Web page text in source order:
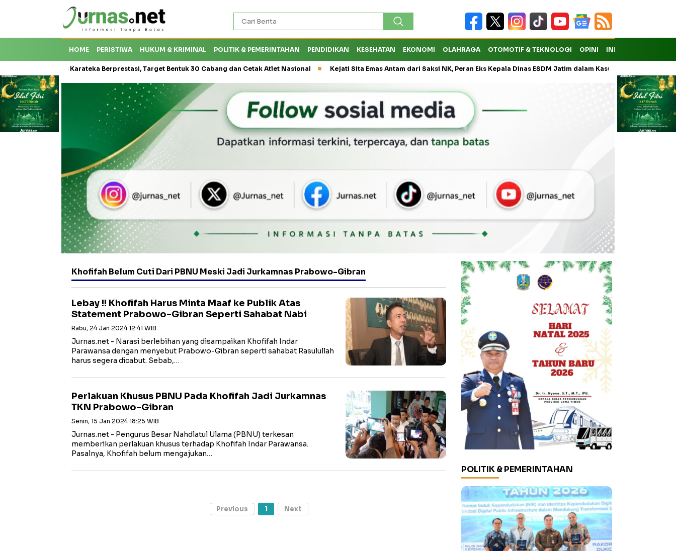
HOME PERISTIWA HUKUM & KRIMINAL POLITIK & PEMERINTAHAN PENDIDIKAN KESEHATAN EKONOMI OLAHRAGA OTOMOTIF & TEKNOLOGI OPINI INDEKS
Krisis Karateka Berprestasi, Target Bentuk 30 Cabang dan Cetak Atlet Nasional Kejati Sita Emas Antam dari Saksi NK, Peran Eks Kepala Dinas ESDM Jatim dalam Kasus Pungli Masih Didalami
Khofifah Belum Cuti Dari PBNU Meski Jadi Jurkamnas Prabowo-Gibran
Lebay !! Khofifah Harus Minta Maaf ke Publik Atas
Statement Prabowo-Gibran Seperti Sahabat Nabi
Rabu, 24 Jan 2024 12:41 WIB
Jurnas.net - Narasi berlebihan yang disampaikan Khofifah Indar
Parawansa dengan menyebut Prabowo-Gibran seperti sahabat Rasulullah
harus segera dicabut. Sebab,…
Perlakuan Khusus PBNU Pada Khofifah Jadi Jurkamnas
TKN Prabowo-Gibran
Senin, 15 Jan 2024 18:25 WIB
Jurnas.net - Pengurus Besar Nahdlatul Ulama (PBNU) terkesan
memberikan perlakuan khusus terhadap Khofifah Indar Parawansa.
Pasalnya, Khofifah belum mengajukan…
Previous 1 Next
POLITIK & PEMERINTAHAN